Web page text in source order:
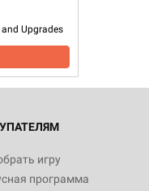
Upgrades
игру
программа